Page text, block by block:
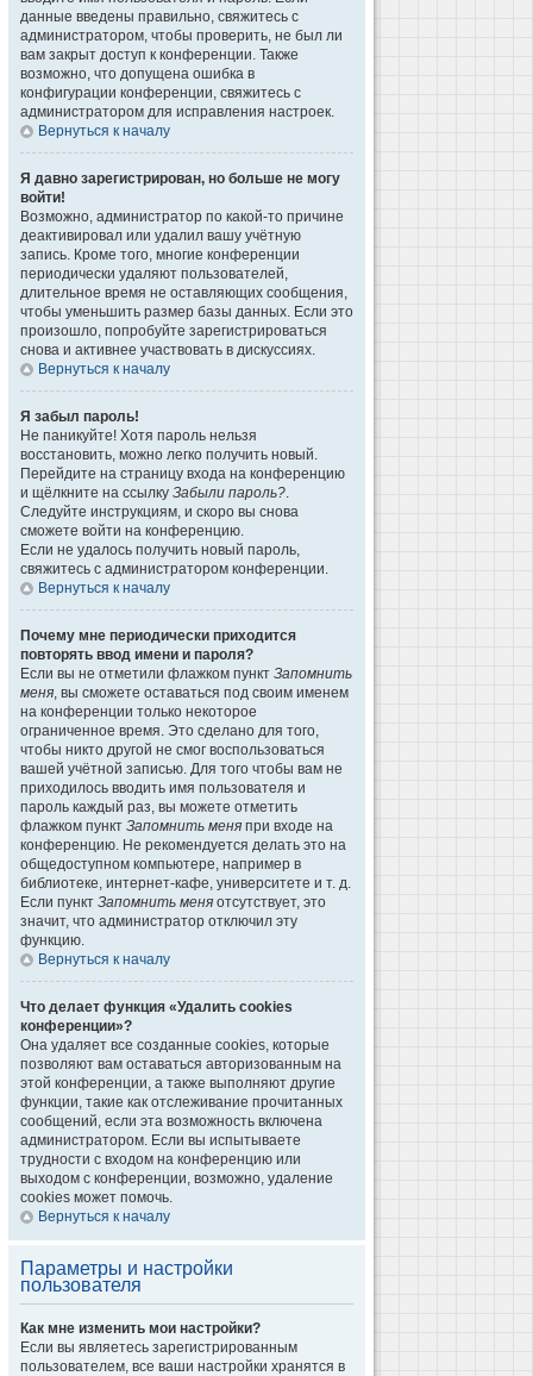
данные введены правильно, свяжитесь с
администратором, чтобы проверить, не был ли
вам закрыт доступ к конференции. Также
возможно, что допущена ошибка в
конфигурации конференции, свяжитесь с
администратором для исправления настроек.
Вернуться к началу
Я давно зарегистрирован, но больше не могу
войти!
Возможно, администратор по какой-то причине
деактивировал или удалил вашу учётную
запись. Кроме того, многие конференции
периодически удаляют пользователей,
длительное время не оставляющих сообщения,
чтобы уменьшить размер базы данных. Если это
произошло, попробуйте зарегистрироваться
снова и активнее участвовать в дискуссиях.
Вернуться к началу
Я забыл пароль!
Не паникуйте! Хотя пароль нельзя
восстановить, можно легко получить новый.
Перейдите на страницу входа на конференцию
и щёлкните на ссылку Забыли пароль?.
Следуйте инструкциям, и скоро вы снова
сможете войти на конференцию.
Если не удалось получить новый пароль,
свяжитесь с администратором конференции.
Вернуться к началу
Почему мне периодически приходится
повторять ввод имени и пароля?
Если вы не отметили флажком пункт Запомнить
меня, вы сможете оставаться под своим именем
на конференции только некоторое
ограниченное время. Это сделано для того,
чтобы никто другой не смог воспользоваться
вашей учётной записью. Для того чтобы вам не
приходилось вводить имя пользователя и
пароль каждый раз, вы можете отметить
флажком пункт Запомнить меня при входе на
конференцию. Не рекомендуется делать это на
общедоступном компьютере, например в
библиотеке, интернет-кафе, университете и т. д.
Если пункт Запомнить меня отсутствует, это
значит, что администратор отключил эту
функцию.
Вернуться к началу
Что делает функция «Удалить cookies
конференции»?
Она удаляет все созданные cookies, которые
позволяют вам оставаться авторизованным на
этой конференции, а также выполняют другие
функции, такие как отслеживание прочитанных
сообщений, если эта возможность включена
администратором. Если вы испытываете
трудности с входом на конференцию или
выходом с конференции, возможно, удаление
cookies может помочь.
Вернуться к началу
Параметры и настройки
пользователя
Как мне изменить мои настройки?
Если вы являетесь зарегистрированным
пользователем, все ваши настройки хранятся в